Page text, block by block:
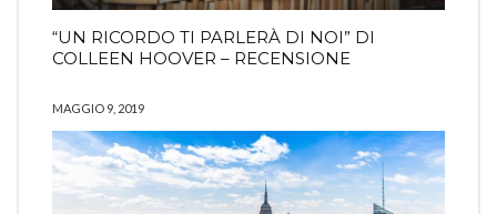
“UN RICORDO TI PARLERÀ DI NOI” DI
COLLEEN HOOVER – RECENSIONE
MAGGIO 9, 2019